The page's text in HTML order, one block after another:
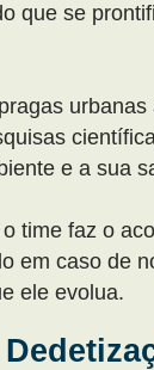
que se
urbanas
e a sua
o time faz o
em caso de
ele evolua.